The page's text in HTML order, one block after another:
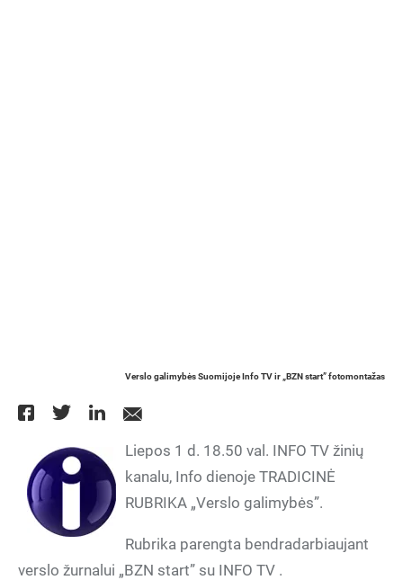
Verslo galimybės Suomijoje Info TV ir „BZN start” fotomontažas
Liepos 1 d. 18.50 val. INFO TV žinių
kanalu, Info dienoje TRADICINĖ
RUBRIKA „Verslo galimybės”.
Rubrika parengta bendradarbiaujant
verslo žurnalui „BZN start” su INFO TV .